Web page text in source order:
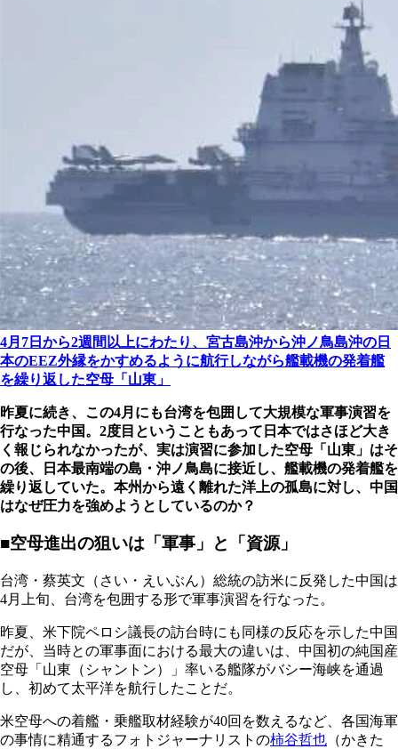
4月7日から2週間以上にわたり、宮古島沖から沖ノ鳥島沖の日
本のEEZ外縁をかすめるように航行しながら艦載機の発着艦
を繰り返した空母「山東」
昨夏に続き、この4月にも台湾を包囲して大規模な軍事演習を
行なった中国。2度目ということもあって日本ではさほど大き
く報じられなかったが、実は演習に参加した空母「山東」はそ
の後、日本最南端の島・沖ノ鳥島に接近し、艦載機の発着艦を
繰り返していた。本州から遠く離れた洋上の孤島に対し、中国
はなぜ圧力を強めようとしているのか？
■空母進出の狙いは「軍事」と「資源」
台湾・蔡英文（さい・えいぶん）総統の訪米に反発した中国は
4月上旬、台湾を包囲する形で軍事演習を行なった。
昨夏、米下院ペロシ議長の訪台時にも同様の反応を示した中国
だが、当時との軍事面における最大の違いは、中国初の純国産
空母「山東（シャントン）」率いる艦隊がバシー海峡を通過
し、初めて太平洋を航行したことだ。
米空母への着艦・乗艦取材経験が40回を数えるなど、各国海軍
の事情に精通するフォトジャーナリストの柿谷哲也 （かきた